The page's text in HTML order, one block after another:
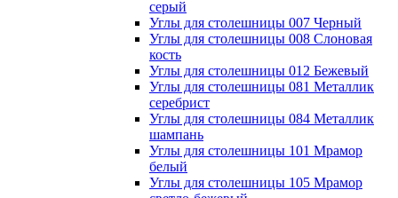
серый
Углы для столешницы 007 Черный
Углы для столешницы 008 Слоновая
кость
Углы для столешницы 012 Бежевый
Углы для столешницы 081 Металлик
серебрист
Углы для столешницы 084 Металлик
шампань
Углы для столешницы 101 Мрамор
белый
Углы для столешницы 105 Мрамор